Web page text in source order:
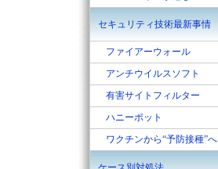
セキュリティ技術最新事情
ファイアーウォール
アンチウイルスソフト
有害サイトフィルター
ハニーポット
ワクチンから“予防接種”へ